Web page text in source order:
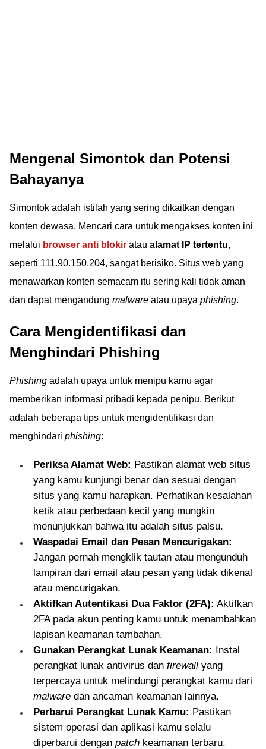
Mengenal Simontok dan Potensi
Bahayanya
Simontok adalah istilah yang sering dikaitkan dengan
konten dewasa. Mencari cara untuk mengakses konten ini
melalui browser anti blokir atau alamat IP tertentu,
seperti 111.90.150.204, sangat berisiko. Situs web yang
menawarkan konten semacam itu sering kali tidak aman
dan dapat mengandung malware atau upaya phishing.
Cara Mengidentifikasi dan
Menghindari Phishing
Phishing adalah upaya untuk menipu kamu agar
memberikan informasi pribadi kepada penipu. Berikut
adalah beberapa tips untuk mengidentifikasi dan
menghindari phishing:
Periksa Alamat Web: Pastikan alamat web situs
yang kamu kunjungi benar dan sesuai dengan
situs yang kamu harapkan. Perhatikan kesalahan
ketik atau perbedaan kecil yang mungkin
menunjukkan bahwa itu adalah situs palsu.
Waspadai Email dan Pesan Mencurigakan:
Jangan pernah mengklik tautan atau mengunduh
lampiran dari email atau pesan yang tidak dikenal
atau mencurigakan.
Aktifkan Autentikasi Dua Faktor (2FA): Aktifkan
2FA pada akun penting kamu untuk menambahkan
lapisan keamanan tambahan.
Gunakan Perangkat Lunak Keamanan: Instal
perangkat lunak antivirus dan firewall yang
terpercaya untuk melindungi perangkat kamu dari
malware dan ancaman keamanan lainnya.
Perbarui Perangkat Lunak Kamu: Pastikan
sistem operasi dan aplikasi kamu selalu
diperbarui dengan patch keamanan terbaru.